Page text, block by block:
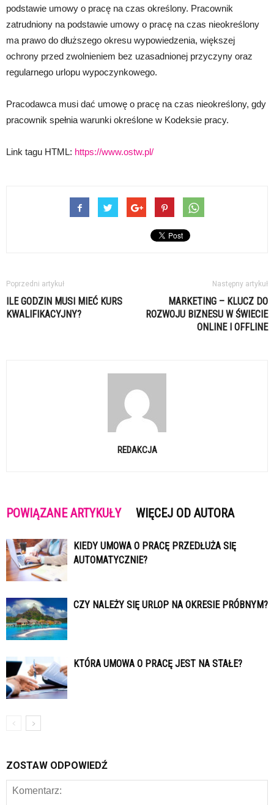
podstawie umowy o pracę na czas określony. Pracownik
zatrudniony na podstawie umowy o pracę na czas nieokreślony
ma prawo do dłuższego okresu wypowiedzenia, większej
ochrony przed zwolnieniem bez uzasadnionej przyczyny oraz
regularnego urlopu wypoczynkowego.
Pracodawca musi dać umowę o pracę na czas nieokreślony, gdy
pracownik spełnia warunki określone w Kodeksie pracy.
Link tagu HTML: https://www.ostw.pl/
Poprzedni artykuł
ILE GODZIN MUSI MIEĆ KURS
KWALIFIKACYJNY?
Następny artykuł
MARKETING – KLUCZ DO
ROZWOJU BIZNESU W ŚWIECIE
ONLINE I OFFLINE
REDAKCJA
POWIĄZANE ARTYKUŁY WIĘCEJ OD AUTORA
KIEDY UMOWA O PRACĘ PRZEDŁUŻA SIĘ
AUTOMATYCZNIE?
CZY NALEŻY SIĘ URLOP NA OKRESIE PRÓBNYM?
KTÓRA UMOWA O PRACĘ JEST NA STAŁE?
ZOSTAW ODPOWIEDŹ